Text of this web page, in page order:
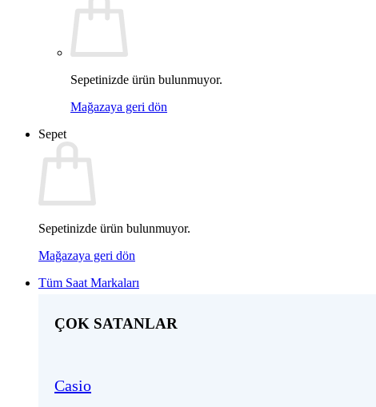
Sepetinizde ürün bulunmuyor.
Mağazaya geri dön
Sepet
Sepetinizde ürün bulunmuyor.
Mağazaya geri dön
Tüm Saat Markaları
ÇOK SATANLAR
Casio